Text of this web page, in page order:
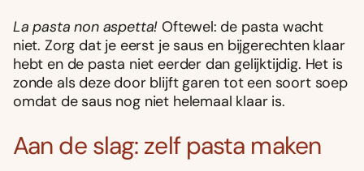
La pasta non aspetta! Oftewel: de pasta wacht
niet. Zorg dat je eerst je saus en bijgerechten klaar
hebt en de pasta niet eerder dan gelijktijdig. Het is
zonde als deze door blijft garen tot een soort soep
omdat de saus nog niet helemaal klaar is.
Aan de slag: zelf pasta maken